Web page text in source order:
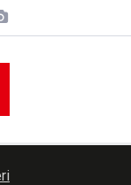
için satış